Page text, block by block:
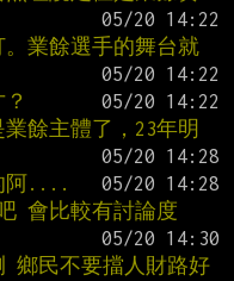
業餘選手的舞台就
餘主體了，23年明
阿....
會比較有討論度
鄉民不要擋人財路好